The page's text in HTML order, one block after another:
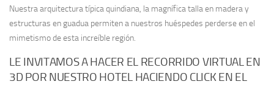
Nuestra arquitectura típica quindiana, la magnífica talla en madera y
estructuras en guadua permiten a nuestros huéspedes perderse en el
mimetismo de esta increíble región.
LE INVITAMOS A HACER EL RECORRIDO VIRTUAL EN
3D POR NUESTRO HOTEL HACIENDO CLICK EN EL